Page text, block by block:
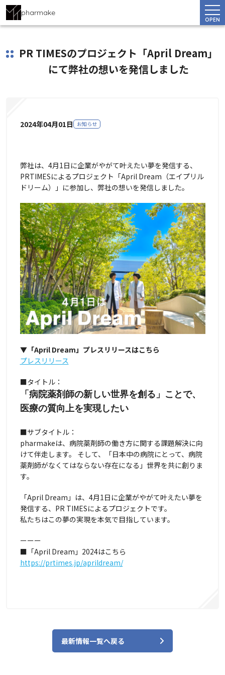
pharmake
OPEN
PR TIMESのプロジェクト「April Dream」
にて弊社の想いを発信しました
2024年04月01日 お知らせ
弊社は、4月1日に企業がやがて叶えたい夢を発信する、
PRTIMESによるプロジェクト「April Dream（エイプリル
ドリーム）」に参加し、弊社の想いを発信しました。
▼「April Dream」プレスリリースはこちら
プレスリリース
■タイトル：
「病院薬剤師の新しい世界を創る」ことで、
医療の質向上を実現したい
■サブタイトル：
pharmakeは、病院薬剤師の働き方に関する課題解決に向
けて伴走します。 そして、「日本中の病院にとって、病院
薬剤師がなくてはならない存在になる」世界を共に創りま
す。
「April Dream」は、4月1日に企業がやがて叶えたい夢を
発信する、PR TIMESによるプロジェクトです。
私たちはこの夢の実現を本気で目指しています。
ーーー
■「April Dream」2024はこちら
https://prtimes.jp/aprildream/
最新情報一覧へ戻る